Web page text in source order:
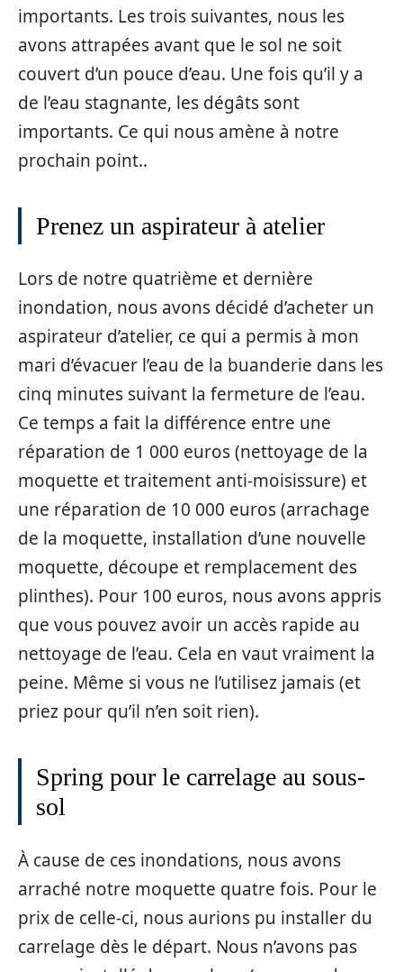
importants. Les trois suivantes, nous les
avons attrapées avant que le sol ne soit
couvert d’un pouce d’eau. Une fois qu’il y a
de l’eau stagnante, les dégâts sont
importants. Ce qui nous amène à notre
prochain point..
Prenez un aspirateur à atelier
Lors de notre quatrième et dernière
inondation, nous avons décidé d’acheter un
aspirateur d’atelier, ce qui a permis à mon
mari d’évacuer l’eau de la buanderie dans les
cinq minutes suivant la fermeture de l’eau.
Ce temps a fait la différence entre une
réparation de 1 000 euros (nettoyage de la
moquette et traitement anti-moisissure) et
une réparation de 10 000 euros (arrachage
de la moquette, installation d’une nouvelle
moquette, découpe et remplacement des
plinthes). Pour 100 euros, nous avons appris
que vous pouvez avoir un accès rapide au
nettoyage de l’eau. Cela en vaut vraiment la
peine. Même si vous ne l’utilisez jamais (et
priez pour qu’il n’en soit rien).
Spring pour le carrelage au sous-
sol
À cause de ces inondations, nous avons
arraché notre moquette quatre fois. Pour le
prix de celle-ci, nous aurions pu installer du
carrelage dès le départ. Nous n’avons pas